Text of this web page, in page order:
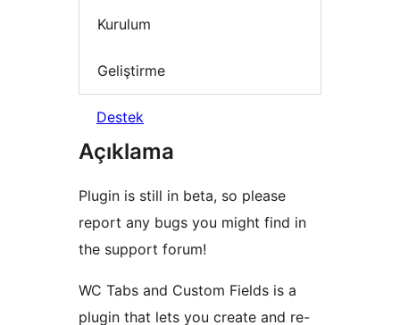
Kurulum
Geliştirme
Destek
Açıklama
Plugin is still in beta, so please
report any bugs you might find in
the support forum!
WC Tabs and Custom Fields is a
plugin that lets you create and re-